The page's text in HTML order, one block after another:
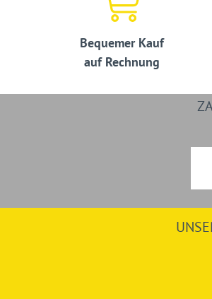
Bequemer Kauf
auf Rechnung